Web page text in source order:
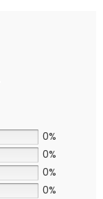
0%
0%
0%
0%